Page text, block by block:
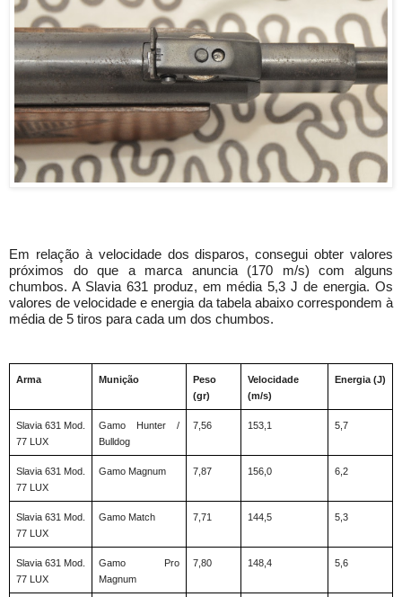
Em relação à velocidade dos disparos, consegui obter valores
próximos do que a marca anuncia (170 m/s) com alguns
chumbos. A Slavia 631 produz, em média 5,3 J de energia. Os
valores de velocidade e energia da tabela abaixo correspondem à
média de 5 tiros para cada um dos chumbos.
Arma Munição
Peso
(gr)
Velocidade
(m/s)
Energia (J)
Slavia 631 Mod.
77 LUX
Gamo Hunter /
Bulldog
7,56 153,1 5,7
Slavia 631 Mod.
77 LUX
Gamo Magnum 7,87 156,0 6,2
Slavia 631 Mod.
77 LUX
Gamo Match 7,71 144,5 5,3
Slavia 631 Mod.
77 LUX
Gamo Pro
Magnum
7,80 148,4 5,6